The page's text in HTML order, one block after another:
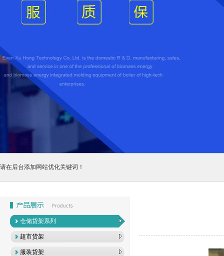
请在后台添加网站优化关键词！
仓储货架系列
超市货架
服装货架